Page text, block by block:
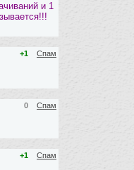
и 1
+1 Спам
0 Спам
+1 Спам